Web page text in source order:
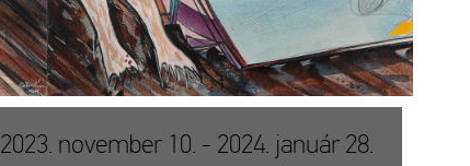
2023. november 10. - 2024. január 28.